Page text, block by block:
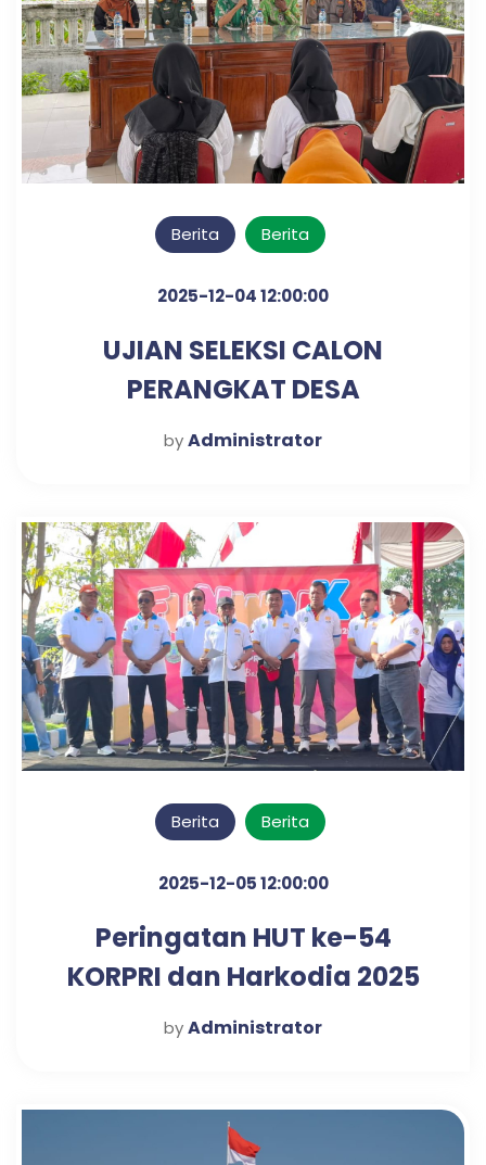
Berita Berita
2025-12-04 12:00:00
UJIAN SELEKSI CALON
PERANGKAT DESA
KLAMPISREJO
byAdministrator
Berita Berita
2025-12-05 12:00:00
Peringatan HUT ke-54
KORPRI dan Harkodia 2025
Kabupaten Pasuruan
byAdministrator